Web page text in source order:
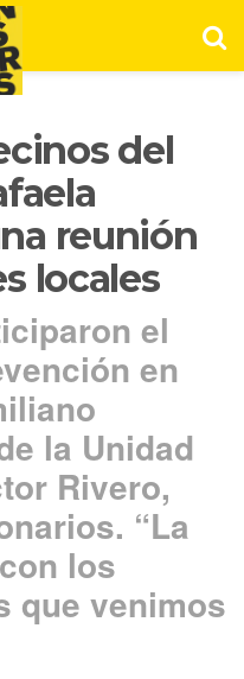
del
reunión
locales
el
en
la Unidad
Rivero,
“La
los
que venimos